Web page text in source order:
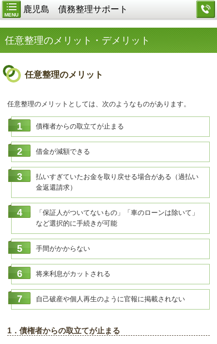
MENU
鹿児島 債務整理サポート
任意整理のメリット・デメリット
任意整理のメリット
任意整理のメリットとしては、次のようなものがあります。
債権者からの取立てが止まる
借金が減額できる
払いすぎていたお金を取り戻せる場合がある（過払い
金返還請求）
「保証人がついてないもの」「車のローンは除いて」
など選択的に手続きが可能
手間がかからない
将来利息がカットされる
自己破産や個人再生のように官報に掲載されない
1．債権者からの取立てが止まる